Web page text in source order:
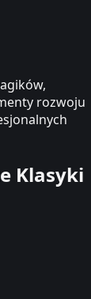
rozwoju
Klasyki